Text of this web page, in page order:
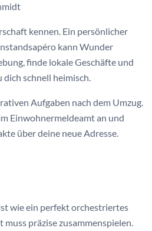
kennen. Ein persönlicher
kann Wunder
finde lokale Geschäfte und
schnell heimisch.
Aufgaben nach dem Umzug.
Einwohnermeldeamt an und
über deine neue Adresse.
wie ein perfekt orchestriertes
präzise zusammenspielen.